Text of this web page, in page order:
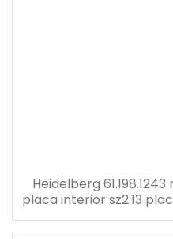
Heidelberg
placa interior sz2.13